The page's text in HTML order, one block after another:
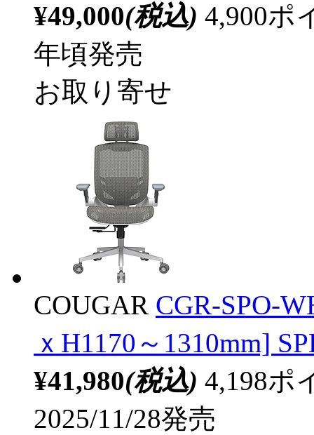
¥49,000(税込) 4,900ポ
年頃発売
お取り寄せ
COUGAR CGR-SPO-
ｘH1170～1310mm]
¥41,980(税込) 4,198ポ
2025/11/28発売